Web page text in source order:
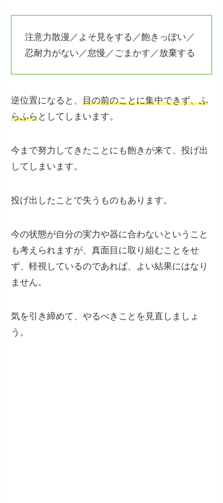
注意力散漫／よそ見をする／飽きっぽい／
忍耐力がない／怠慢／ごまかす／放棄する
逆位置になると、目の前のことに集中できず、ふ
らふらとしてしまいます。
今まで努力してきたことにも飽きが来て、投げ出
してしまいます。
投げ出したことで失うものもあります。
今の状態が自分の実力や器に合わないということ
も考えられますが、真面目に取り組むことをせ
ず、軽視しているのであれば、よい結果にはなり
ません。
気を引き締めて、やるべきことを見直しましょ
う。